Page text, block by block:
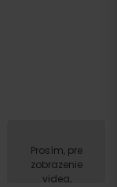
Prosím, pre
zobrazenie
videa,